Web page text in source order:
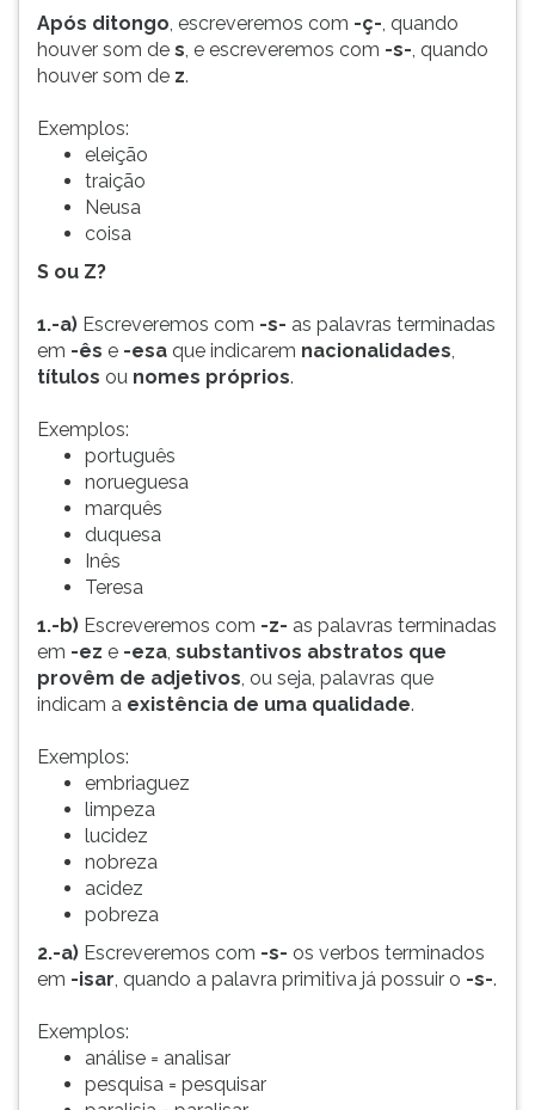
Após ditongo, escreveremos com -ç-, quando
houver som de s, e escreveremos com -s-, quando
houver som de z.
Exemplos:
eleição
traição
Neusa
coisa
S ou Z?
1.-a) Escreveremos com -s- as palavras terminadas
em -ês e -esa que indicarem nacionalidades,
títulos ou nomes próprios.
Exemplos:
português
norueguesa
marquês
duquesa
Inês
Teresa
1.-b) Escreveremos com -z- as palavras terminadas
em -ez e -eza, substantivos abstratos que
provêm de adjetivos, ou seja, palavras que
indicam a existência de uma qualidade.
Exemplos:
embriaguez
limpeza
lucidez
nobreza
acidez
pobreza
2.-a) Escreveremos com -s- os verbos terminados
em -isar, quando a palavra primitiva já possuir o -s-.
Exemplos:
análise = analisar
pesquisa = pesquisar